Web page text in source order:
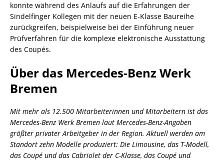
konnte während des Anlaufs auf die Erfahrungen der
Sindelfinger Kollegen mit der neuen E-Klasse Baureihe
zurückgreifen, beispielweise bei der Einführung neuer
Prüfverfahren für die komplexe elektronische Ausstattung
des Coupés.
Über das Mercedes-Benz Werk
Bremen
Mit mehr als 12.500 Mitarbeiterinnen und Mitarbeitern ist das
Mercedes-Benz Werk Bremen laut Mercedes-Benz-Angaben
größter privater Arbeitgeber in der Region. Aktuell werden am
Standort zehn Modelle produziert: Die Limousine, das T-Modell,
das Coupé und das Cabriolet der C-Klasse, das Coupé und